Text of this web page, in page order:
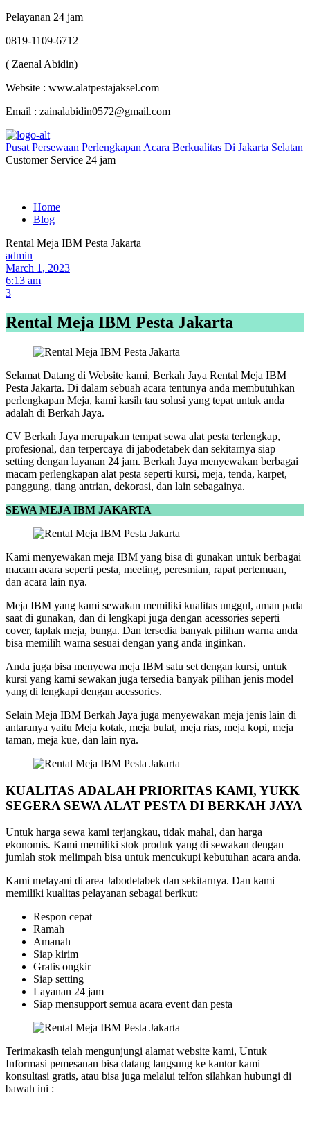
Pelayanan 24 jam
0819-1109-6712
( Zaenal Abidin)
Website : www.alatpestajaksel.com
Email : zainalabidin0572@gmail.com
Pusat Persewaan Perlengkapan Acara Berkualitas Di Jakarta Selatan
Customer Service 24 jam
Home
Blog
Rental Meja IBM Pesta Jakarta
admin
March 1, 2023
6:13 am
3
Rental Meja IBM Pesta Jakarta
Selamat Datang di Website kami, Berkah Jaya Rental Meja IBM
Pesta Jakarta. Di dalam sebuah acara tentunya anda membutuhkan
perlengkapan Meja, kami kasih tau solusi yang tepat untuk anda
adalah di Berkah Jaya.
CV Berkah Jaya merupakan tempat sewa alat pesta terlengkap,
profesional, dan terpercaya di jabodetabek dan sekitarnya siap
setting dengan layanan 24 jam. Berkah Jaya menyewakan berbagai
macam perlengkapan alat pesta seperti kursi, meja, tenda, karpet,
panggung, tiang antrian, dekorasi, dan lain sebagainya.
SEWA MEJA IBM JAKARTA
Kami menyewakan meja IBM yang bisa di gunakan untuk berbagai
macam acara seperti pesta, meeting, peresmian, rapat pertemuan,
dan acara lain nya.
Meja IBM yang kami sewakan memiliki kualitas unggul, aman pada
saat di gunakan, dan di lengkapi juga dengan acessories seperti
cover, taplak meja, bunga. Dan tersedia banyak pilihan warna anda
bisa memilih warna sesuai dengan yang anda inginkan.
Anda juga bisa menyewa meja IBM satu set dengan kursi, untuk
kursi yang kami sewakan juga tersedia banyak pilihan jenis model
yang di lengkapi dengan acessories.
Selain Meja IBM Berkah Jaya juga menyewakan meja jenis lain di
antaranya yaitu Meja kotak, meja bulat, meja rias, meja kopi, meja
taman, meja kue, dan lain nya.
KUALITAS ADALAH PRIORITAS KAMI, YUKK
SEGERA SEWA ALAT PESTA DI BERKAH JAYA
Untuk harga sewa kami terjangkau, tidak mahal, dan harga
ekonomis. Kami memiliki stok produk yang di sewakan dengan
jumlah stok melimpah bisa untuk mencukupi kebutuhan acara anda.
Kami melayani di area Jabodetabek dan sekitarnya. Dan kami
memiliki kualitas pelayanan sebagai berikut:
Respon cepat
Ramah
Amanah
Siap kirim
Gratis ongkir
Siap setting
Layanan 24 jam
Siap mensupport semua acara event dan pesta
Terimakasih telah mengunjungi alamat website kami, Untuk
Informasi pemesanan bisa datang langsung ke kantor kami
konsultasi gratis, atau bisa juga melalui telfon silahkan hubungi di
bawah ini :